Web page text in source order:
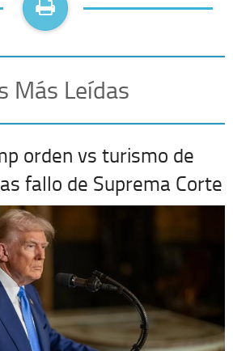
Más Leídas
orden vs turismo de
fallo de Suprema Corte